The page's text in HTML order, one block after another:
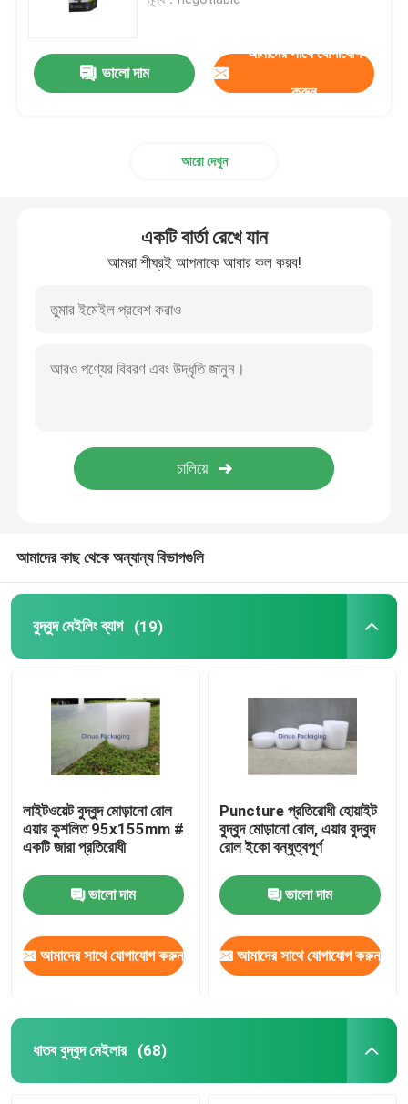
টিস্যু পেপার মোড়ানো
জিপার বুদ্বুদ ব্যাগ
ESD ঢালাই ব্যাগ
সিপিই প্লাস্টিকের ব্যাগ
অ্যালুমিনিয়াম ফয়েল ব্যাগ
মুদ্রিত কাগজের বাক্স
এয়ার কলাম ব্যাগ
ভালো দাম
আমাদের সাথে যোগাযোগ
করুন
আরো দেখুন
একটি বার্তা রেখে যান
আমরা শীঘ্রই আপনাকে আবার কল করব!
আমাদের কাছ থেকে অন্যান্য বিভাগগুলি
বুদ্বুদ মেইলিং ব্যাগ (19)
লাইটওয়েট বুদ্বুদ মোড়ানো রোল
এয়ার কুশলিত 95x155mm #
একটি জারা প্রতিরোধী
ভালো দাম
আমাদের সাথে যোগাযোগ করুন
Puncture প্রতিরোধী হোয়াইট
বুদ্বুদ মোড়ানো রোল, এয়ার বুদ্বুদ
রোল ইকো বন্ধুত্বপূর্ণ
ভালো দাম
আমাদের সাথে যোগাযোগ করুন
ধাতব বুদ্বুদ মেইলার (68)